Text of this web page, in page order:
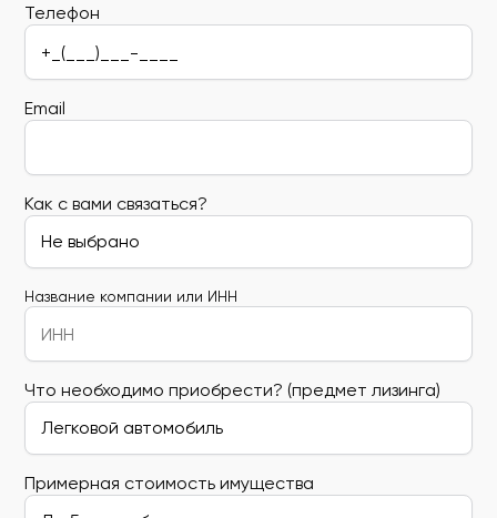
Телефон
Email
Как с вами связаться?
Название компании или ИНН
Что необходимо приобрести? (предмет лизинга)
Примерная стоимость имущества